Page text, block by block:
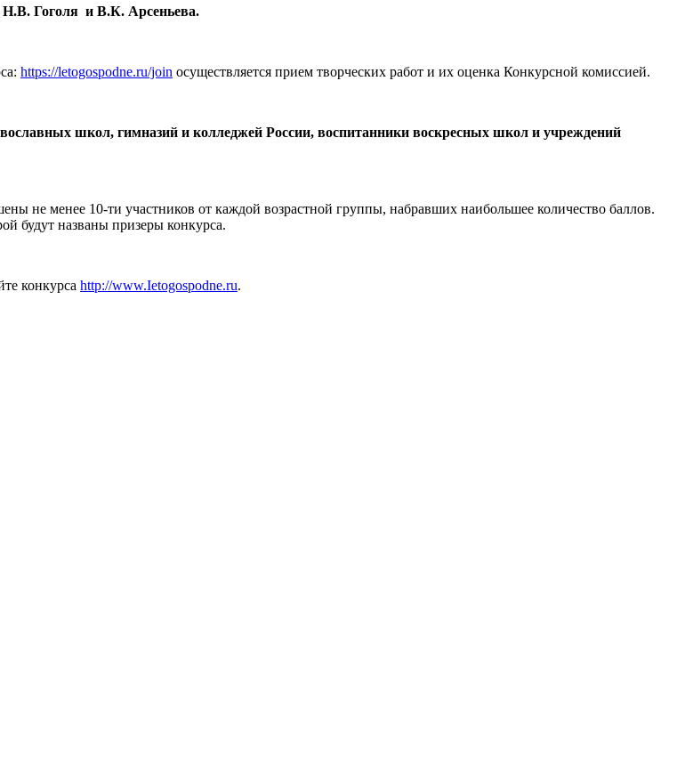
Гоголя и В.К. Арсеньева.
https://letogospodne.ru/join осуществляется прием творческих работ и их оценка Конкурсной комиссией.
школ, гимназий и колледжей России, воспитанники воскресных школ и учреждений
не менее 10-ти участников от каждой возрастной группы, набравших наибольшее количество баллов.
будут названы призеры конкурса.
конкурса http://www.Ietogospodne.ru.